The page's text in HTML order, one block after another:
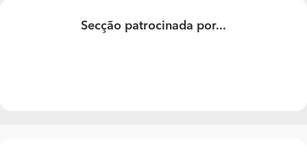
Secção patrocinada por...